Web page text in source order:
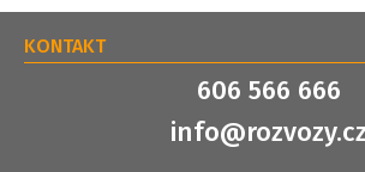
KONTAKT
606 566 666
info@rozvozy.cz